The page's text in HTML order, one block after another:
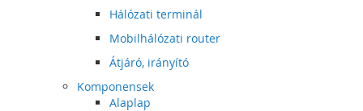
Hálózati terminál
Mobilhálózati router
Átjáró, irányító
Komponensek
Alaplap